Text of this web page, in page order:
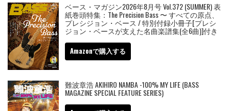
ベース・マガジン2026年8月号 Vol.372 (SUMMER) 表
紙巻頭特集：The Precision Bass 〜 すべての原点、
プレシジョン・ベース / 特別付録小冊子[プレシ
ジョン・ベースが支えた名曲楽譜集(全6曲)]付き
Amazonで購入する
難波章浩 AKIHIRO NAMBA -100% MY LIFE (BASS
MAGAZINE SPECIAL FEATURE SERIES)